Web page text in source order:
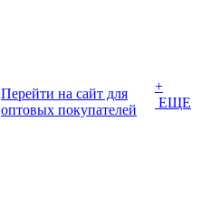
Перейти на сайт для
оптовых покупателей
+
ЕЩЕ